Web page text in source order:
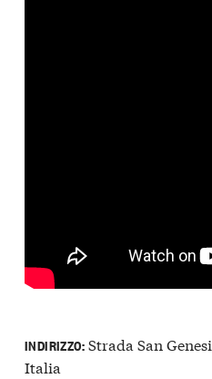
INDIRIZZO:Strada San
Italia